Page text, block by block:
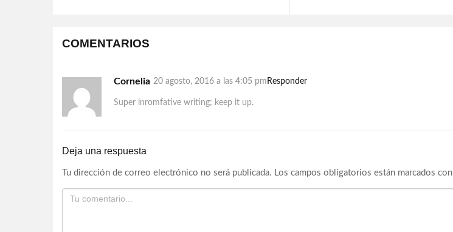
COMENTARIOS
Cornelia 20 agosto, 2016 a las 4:05 pm Responder
Super inromfative writing; keep it up.
Deja una respuesta
Tu dirección de correo electrónico no será publicada. Los campos obligatorios están marcados con